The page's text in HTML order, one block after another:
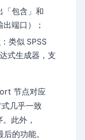
「包含」和
端口）；
：类似 SPSS
式生成器，支
节点对应
式几乎一致
此外，
的功能。